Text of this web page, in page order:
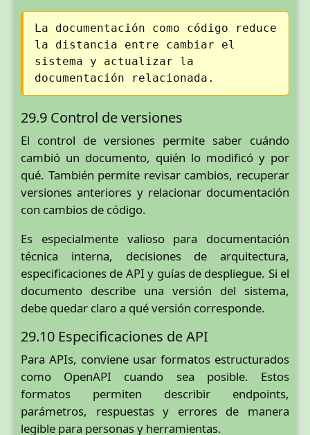
La documentación como código reduce
la distancia entre cambiar el
sistema y actualizar la
documentación relacionada.
29.9 Control de versiones
El control de versiones permite saber cuándo
cambió un documento, quién lo modificó y por
qué. También permite revisar cambios, recuperar
versiones anteriores y relacionar documentación
con cambios de código.
Es especialmente valioso para documentación
técnica interna, decisiones de arquitectura,
especificaciones de API y guías de despliegue. Si el
documento describe una versión del sistema,
debe quedar claro a qué versión corresponde.
29.10 Especificaciones de API
Para APIs, conviene usar formatos estructurados
como OpenAPI cuando sea posible. Estos
formatos permiten describir endpoints,
parámetros, respuestas y errores de manera
legible para personas y herramientas.